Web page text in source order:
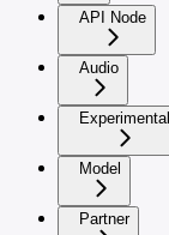
API Node
Audio
Experimental
Model
Partner